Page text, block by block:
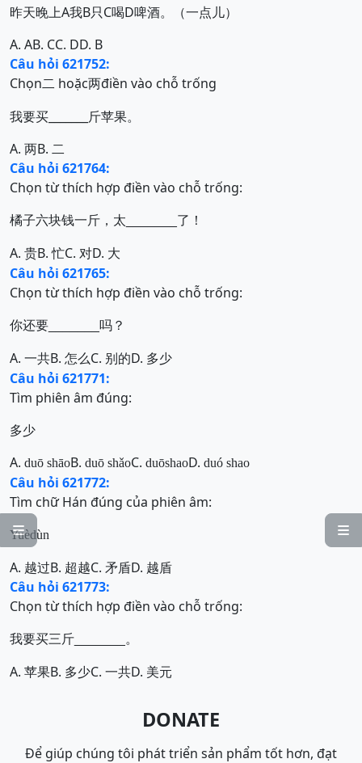


昨天晚上A我B只C喝D啤酒。（一点儿）
A. AB. CC. DD. B
Câu hỏi 621752:
Chọn二 hoặc两điền vào chỗ trống
我要买_______斤苹果。
A. 两B. 二
Câu hỏi 621764:
Chọn từ thích hợp điền vào chỗ trống:
橘子六块钱一斤，太
了！
A. 贵B.忙C. 对D. 大
Câu hỏi 621765:
Chọn từ thích hợp điền vào chỗ trống:
你还要
吗？
A. 一共B. 怎么C. 别的D. 多少
Câu hỏi 621771:
Tìm phiên âm đúng:
多少
A. duō shāoB. duō shǎoC. duōshaoD. duó shao
Câu hỏi 621772:
Tìm chữ Hán đúng của phiên âm:
Yuèdùn
A. 越过B. 超越C. 矛盾D. 越盾
Câu hỏi 621773:
Chọn từ thích hợp điền vào chỗ trống:
我要买三斤
。
A. 苹果B. 多少C. 一共D. 美元
DONATE
Để giúp chúng tôi phát triển sản phẩm tốt hơn, đạt